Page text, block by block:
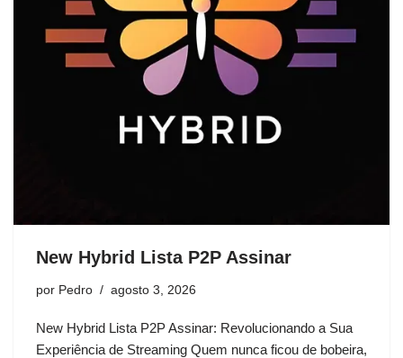
New Hybrid Lista P2P Assinar
por Pedro agosto 3, 2026
New Hybrid Lista P2P Assinar: Revolucionando a Sua
Experiência de Streaming Quem nunca ficou de bobeira,